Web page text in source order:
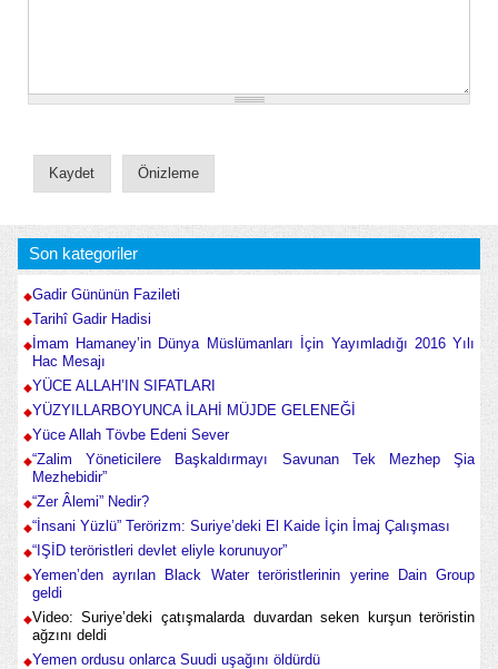
Son kategoriler
Gadir Gününün Fazileti
Tarihî Gadir Hadisi
İmam Hamaney’in Dünya Müslümanları İçin Yayımladığı 2016 Yılı
Hac Mesajı
YÜCE ALLAH’IN SIFATLARI
YÜZYILLARBOYUNCA İLAHİ MÜJDE GELENEĞİ
Yüce Allah Tövbe Edeni Sever
“Zalim Yöneticilere Başkaldırmayı Savunan Tek Mezhep Şia
Mezhebidir”
“Zer Âlemi” Nedir?
“İnsani Yüzlü” Terörizm: Suriye’deki El Kaide İçin İmaj Çalışması
“IŞİD teröristleri devlet eliyle korunuyor”
Yemen’den ayrılan Black Water teröristlerinin yerine Dain Group
geldi
Video: Suriye’deki çatışmalarda duvardan seken kurşun teröristin
ağzını deldi
Yemen ordusu onlarca Suudi uşağını öldürdü